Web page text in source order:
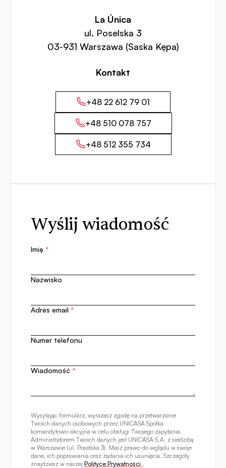
La Única
ul. Poselska 3
03-931 Warszawa (Saska Kępa)
Kontakt
+48 22 612 79 01
+48 510 078 757
+48 512 355 734
Wyślij wiadomość
Imię *
Nazwisko
Adres email *
Numer telefonu
Wiadomość *
Wysyłając formularz, wyrażasz zgodę na przetwarzanie
Twoich danych osobowych przez UNICASA Spółka
komandytowo-akcyjna w celu obsługi Twojego zapytania.
Administratorem Twoich danych jest UNICASA S.A. z siedzibą
w Warszawie (ul. Poselska 3). Masz prawo do wglądu w swoje
dane, ich poprawiania oraz żądania ich usunięcia. Szczegóły
znajdziesz w naszej Polityce Prywatności